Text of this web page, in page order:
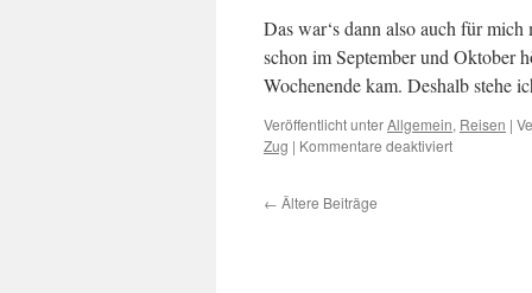
Seattle
–
November
2018
Das war‘s dann also auch für
schon im September und Oktober
Wochenende kam. Deshalb stehe
Veröffentlicht unterAllgemein, Reisen |
Zug | Kommentare deaktiviert
← Ältere Beiträge